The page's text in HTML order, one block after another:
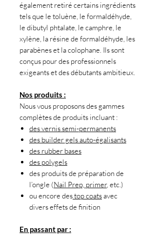
également retiré certains ingrédients
tels que le toluène, le formaldéhyde,
le dibutyl phtalate, le camphre, le
xylène, la résine de formaldéhyde, les
parabènes et la colophane. Ils sont
conçus pour des professionnels
exigeants et des débutants ambitieux.
Nos produits :
Nous vous proposons des gammes
complètes de produits incluant :
des vernis semi-permanents
des builder gels auto-égalisants
des rubber bases
des polygels
des produits de préparation de
l’ongle (Nail Prep, primer, etc.)
ou encore destop coatsavec
divers effets de finition
En passant par :